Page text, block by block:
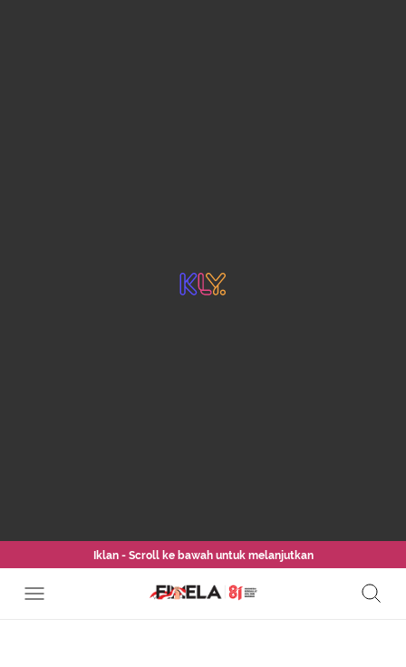
Iklan - Scroll ke bawah untuk melanjutkan